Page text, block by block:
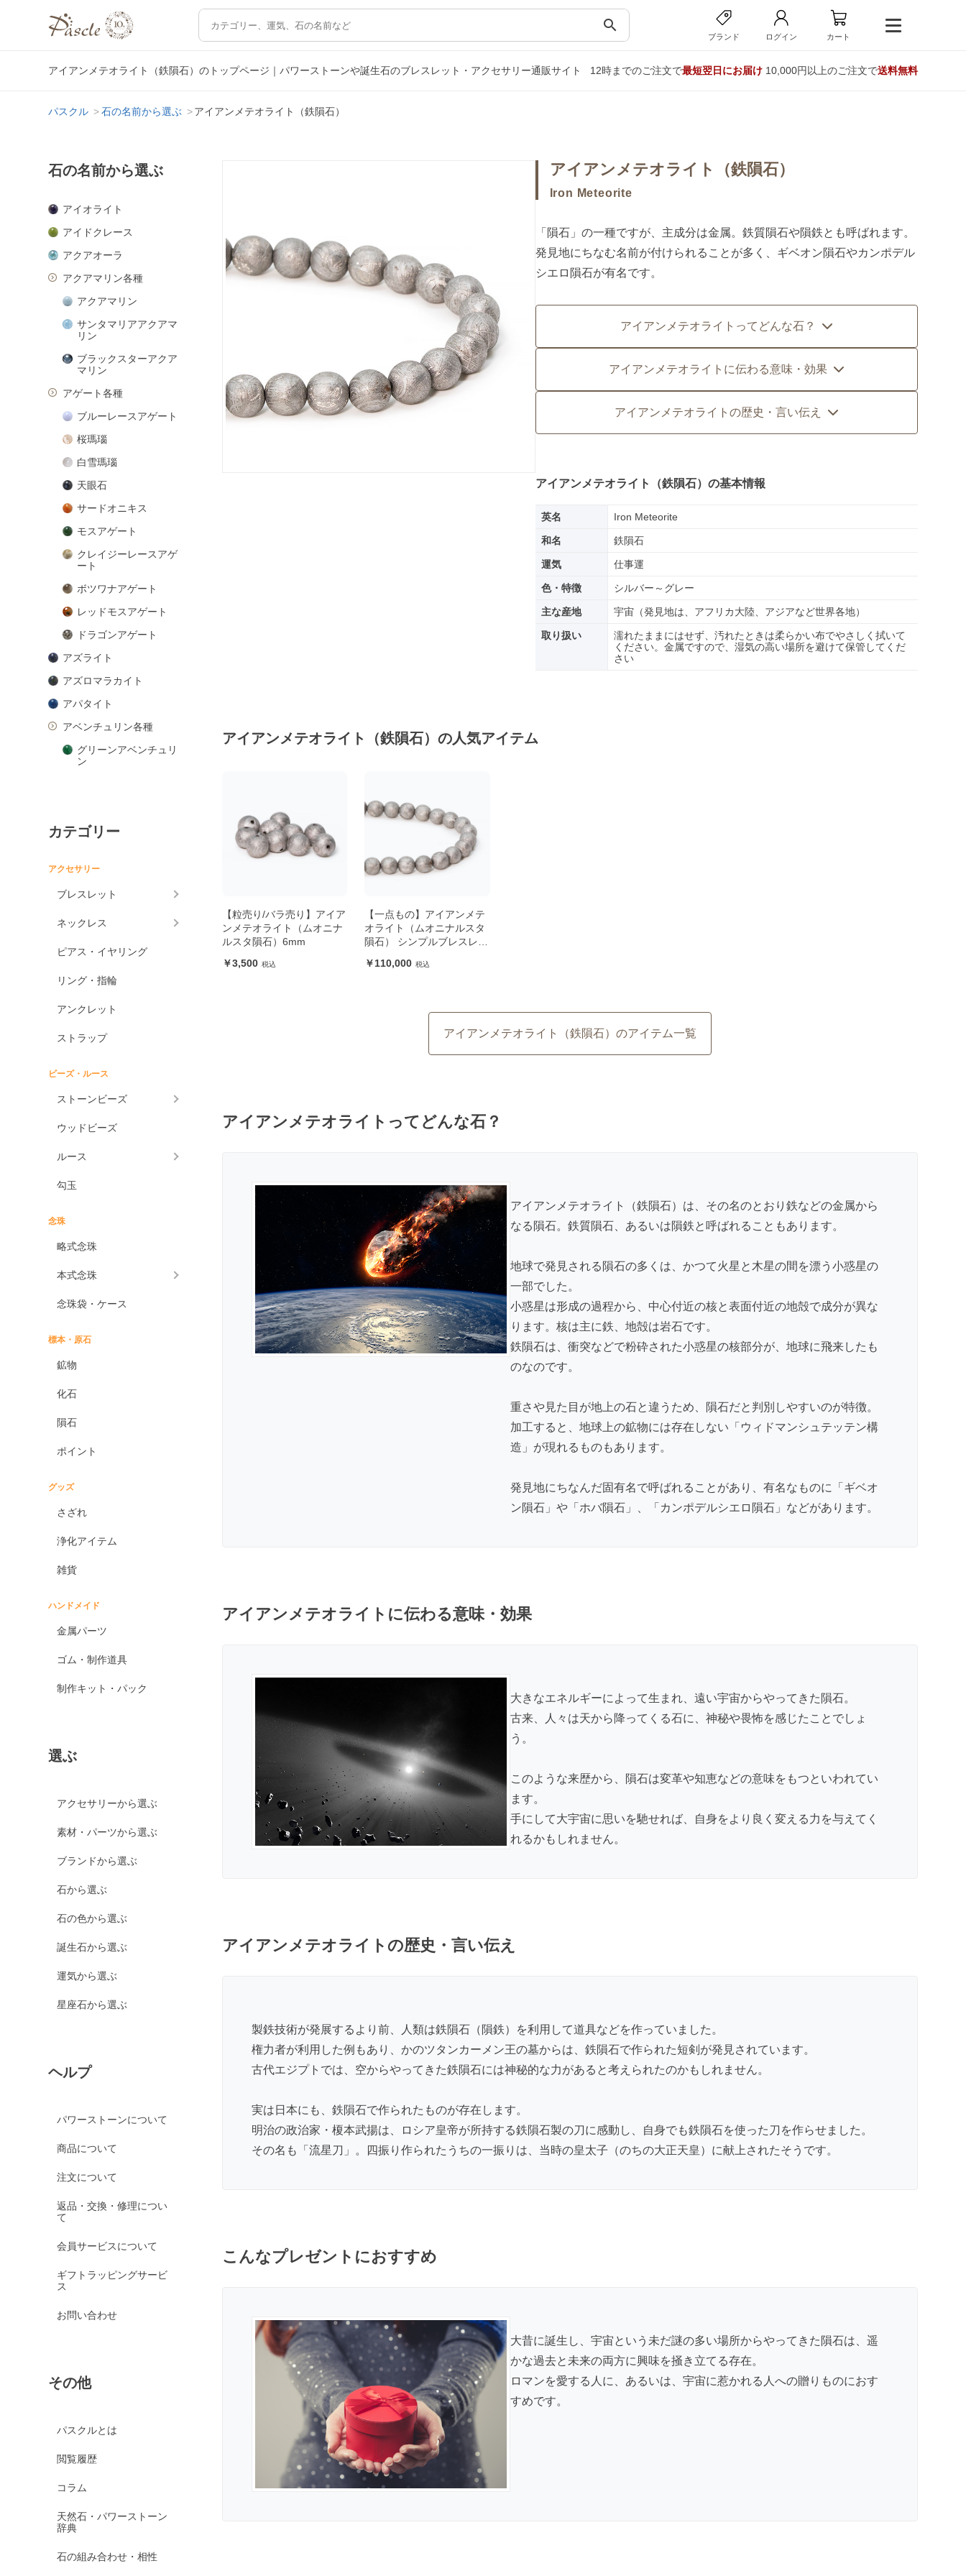
search
ブランド ログイン カート
アイアンメテオライト（鉄隕石）のトップページ｜パワーストーンや誕生石のブレスレット・アクセサリー通販サイト 12時までのご注文で最短翌日にお届け10,000円以上のご注文で送料無料
パスクル 石の名前から選ぶ アイアンメテオライト（鉄隕石）
石の名前から選ぶ
アイオライト
アイドクレース
アクアオーラ
アクアマリン各種
アクアマリン
サンタマリアアクアマ
リン
ブラックスターアクア
マリン
アゲート各種
ブルーレースアゲート
桜瑪瑙
白雪瑪瑙
天眼石
サードオニキス
モスアゲート
クレイジーレースアゲ
ート
ボツワナアゲート
レッドモスアゲート
ドラゴンアゲート
アズライト
アズロマラカイト
アパタイト
アベンチュリン各種
グリーンアベンチュリ
ン
オレンジアベンチュリ
アマゾナイト
アメジスト各種
グリーンアメジスト
ケープアメジスト
ル
アメトリン
アンモライト
出雲石
一位
イーグルアイ
ヴァーダイト
オニキス各種
ブラックマトリックス
ドラゴンアイ
ン
シディアン
スノーフレークオブシ
マホガニーオブシディ
ピンクカルサイト
イエローカルサイト
オレンジカルサイト
カルセドニー各種
ホワイトカルセドニー
ガーネット
オレンジガーネット
グリーンガーネット
クイーンコンクシェル
ブルークォーツァイト
クリスタル各種
クリスタル（本水晶）
フロスト水晶
カテゴリー
アクセサリー
ブレスレット
ネックレス
ピアス・イヤリング
リング・指輪
アンクレット
ストラップ
ビーズ・ルース
ストーンビーズ
ウッドビーズ
ルース
勾玉
念珠
略式念珠
本式念珠
念珠袋・ケース
標本・原石
鉱物
化石
隕石
ポイント
グッズ
さざれ
浄化アイテム
雑貨
ハンドメイド
金属パーツ
ゴム・制作道具
制作キット・パック
選ぶ
アクセサリーから選ぶ
素材・パーツから選ぶ
ブランドから選ぶ
石から選ぶ
石の色から選ぶ
誕生石から選ぶ
運気から選ぶ
星座石から選ぶ
ヘルプ
パワーストーンについて
商品について
注文について
返品・交換・修理につい
て
会員サービスについて
ギフトラッピングサービ
ス
お問い合わせ
その他
パスクルとは
閲覧履歴
コラム
天然石・パワーストーン
辞典
石の組み合わせ・相性
アイアンメテオライト（鉄隕石）
Iron Meteorite
「隕石」の一種ですが、主成分は金属。鉄質隕石や隕鉄とも呼ばれます。
発見地にちなむ名前が付けられることが多く、ギベオン隕石やカンポデル
シエロ隕石が有名です。
アイアンメテオライトってどんな石？
アイアンメテオライトに伝わる意味・効果
アイアンメテオライトの歴史・言い伝え
アイアンメテオライト（鉄隕石）の基本情報
英名 Iron Meteorite
和名 鉄隕石
運気 仕事運
色・特徴 シルバー～グレー
主な産地 宇宙（発見地は、アフリカ大陸、アジアなど世界各地）
取り扱い
濡れたままにはせず、汚れたときは柔らかい布でやさしく拭いて
ください。金属ですので、湿気の高い場所を避けて保管してくだ
さい
アイアンメテオライト（鉄隕石）の人気アイテム
【粒売り/バラ売り】アイア
ンメテオライト（ムオニナ
ルスタ隕石）6mm
3,500
【一点もの】アイアンメテ
オライト（ムオニナルスタ
隕石） シンプルブレスレッ
110,000
アイアンメテオライト（鉄隕石）のアイテム一覧
アイアンメテオライトってどんな石？
アイアンメテオライト（鉄隕石）は、その名のとおり鉄などの金属から
なる隕石。鉄質隕石、あるいは隕鉄と呼ばれることもあります。
地球で発見される隕石の多くは、かつて火星と木星の間を漂う小惑星の
一部でした。
小惑星は形成の過程から、中心付近の核と表面付近の地殻で成分が異な
ります。核は主に鉄、地殻は岩石です。
鉄隕石は、衝突などで粉砕された小惑星の核部分が、地球に飛来したも
のなのです。
重さや見た目が地上の石と違うため、隕石だと判別しやすいのが特徴。
加工すると、地球上の鉱物には存在しない「ウィドマンシュテッテン構
造」が現れるものもあります。
発見地にちなんだ固有名で呼ばれることがあり、有名なものに「ギベオ
ン隕石」や「ホバ隕石」、「カンポデルシエロ隕石」などがあります。
アイアンメテオライトに伝わる意味・効果
大きなエネルギーによって生まれ、遠い宇宙からやってきた隕石。
古来、人々は天から降ってくる石に、神秘や畏怖を感じたことでしょ
う。
このような来歴から、隕石は変革や知恵などの意味をもつといわれてい
ます。
手にして大宇宙に思いを馳せれば、自身をより良く変える力を与えてく
れるかもしれません。
アイアンメテオライトの歴史・言い伝え
製鉄技術が発展するより前、人類は鉄隕石（隕鉄）を利用して道具などを作っていました。
権力者が利用した例もあり、かのツタンカーメン王の墓からは、鉄隕石で作られた短剣が発見されています。
古代エジプトでは、空からやってきた鉄隕石には神秘的な力があると考えられたのかもしれません。
実は日本にも、鉄隕石で作られたものが存在します。
明治の政治家・榎本武揚は、ロシア皇帝が所持する鉄隕石製の刀に感動し、自身でも鉄隕石を使った刀を作らせました。
その名も「流星刀」。四振り作られたうちの一振りは、当時の皇太子（のちの大正天皇）に献上されたそうです。
こんなプレゼントにおすすめ
大昔に誕生し、宇宙という未だ謎の多い場所からやってきた隕石は、遥
かな過去と未来の両方に興味を掻き立てる存在。
ロマンを愛する人に、あるいは、宇宙に惹かれる人への贈りものにおす
すめです。